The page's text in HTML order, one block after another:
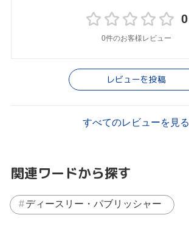
0
0件のお客様レビュー
レビューを投稿
すべてのレビューを見る
関連ワードから探す
ディースリー・パブリッシャー